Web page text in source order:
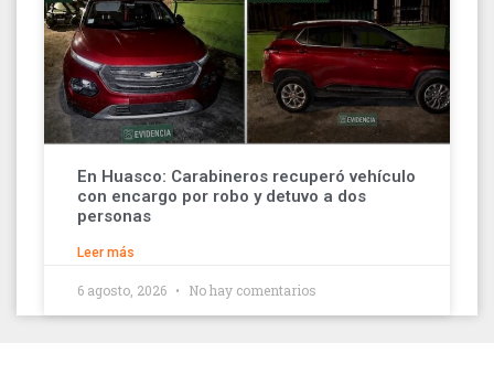
En Huasco: Carabineros recuperó vehículo
con encargo por robo y detuvo a dos
personas
Leer más
6 agosto, 2026 No hay comentarios